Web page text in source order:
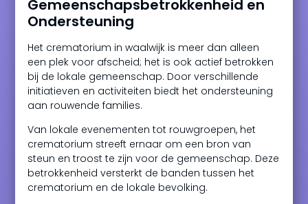
Gemeenschapsbetrokkenheid en
Ondersteuning
Het crematorium in waalwijk is meer dan alleen
een plek voor afscheid; het is ook actief betrokken
bij de lokale gemeenschap. Door verschillende
initiatieven en activiteiten biedt het ondersteuning
aan rouwende families.
Van lokale evenementen tot rouwgroepen, het
crematorium streeft ernaar om een bron van
steun en troost te zijn voor de gemeenschap. Deze
betrokkenheid versterkt de banden tussen het
crematorium en de lokale bevolking.